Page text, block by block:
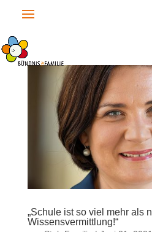
„Schule ist so viel mehr als
Wissensvermittlung!“